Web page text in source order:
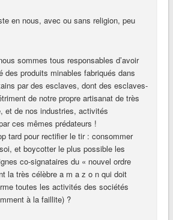
en nous, avec ou sans religion, peu
sommes tous responsables d’avoir
des produits minables fabriqués dans
par des esclaves, dont des esclaves-
de notre propre artisanat de très
et de nos industries, activités
ces mêmes prédateurs !
tard pour rectifier le tir : consommer
et boycotter le plus possible les
co-signataires du « nouvel ordre
la très célèbre a m a z o n qui doit
toutes les activités des sociétés
à la faillite) ?